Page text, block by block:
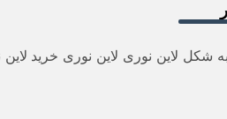
شکل لاین نوری لاین نوری خرید